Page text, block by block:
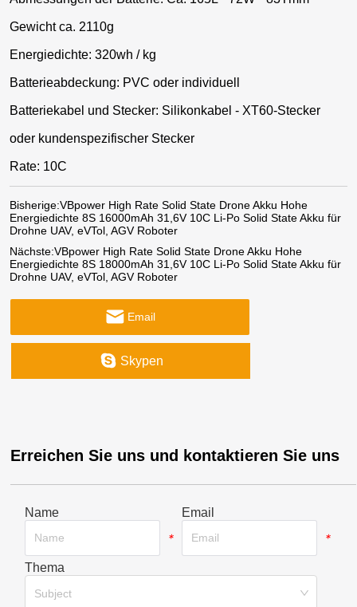
Gewicht ca. 2110g
Energiedichte: 320wh / kg
Batterieabdeckung: PVC oder individuell
Batteriekabel und Stecker: Silikonkabel - XT60-Stecker
oder kundenspezifischer Stecker
Rate: 10C
Bisherige:VBpower High Rate Solid State Drone Akku Hohe
Energiedichte 8S 16000mAh 31,6V 10C Li-Po Solid State Akku für
Drohne UAV, eVTol, AGV Roboter
Nächste:VBpower High Rate Solid State Drone Akku Hohe
Energiedichte 8S 18000mAh 31,6V 10C Li-Po Solid State Akku für
Drohne UAV, eVTol, AGV Roboter
Email
Skypen
Erreichen Sie uns und kontaktieren Sie uns
Name
*
Email
*
Thema
Subject